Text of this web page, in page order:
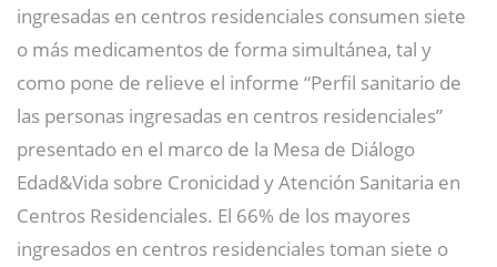
ingresadas en centros residenciales consumen siete
o más medicamentos de forma simultánea, tal y
como pone de relieve el informe “Perfil sanitario de
las personas ingresadas en centros residenciales”
presentado en el marco de la Mesa de Diálogo
Edad&Vida sobre Cronicidad y Atención Sanitaria en
Centros Residenciales. El 66% de los mayores
ingresados en centros residenciales toman siete o